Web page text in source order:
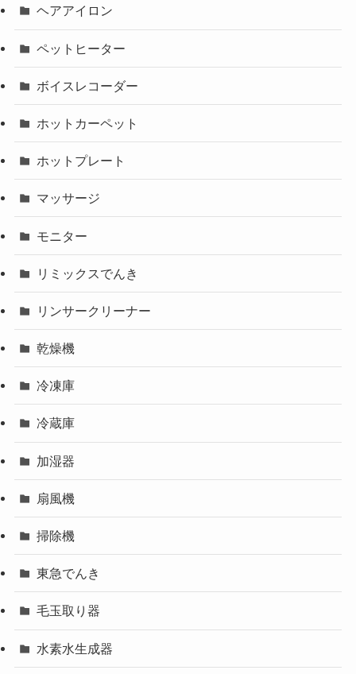
ヘアアイロン
ペットヒーター
ボイスレコーダー
ホットカーペット
ホットプレート
マッサージ
モニター
リミックスでんき
リンサークリーナー
乾燥機
冷凍庫
冷蔵庫
加湿器
扇風機
掃除機
東急でんき
毛玉取り器
水素水生成器